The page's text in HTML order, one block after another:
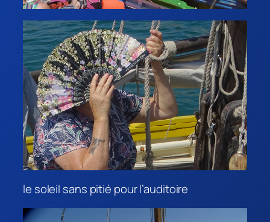
le soleil sans pitié pour l’auditoire